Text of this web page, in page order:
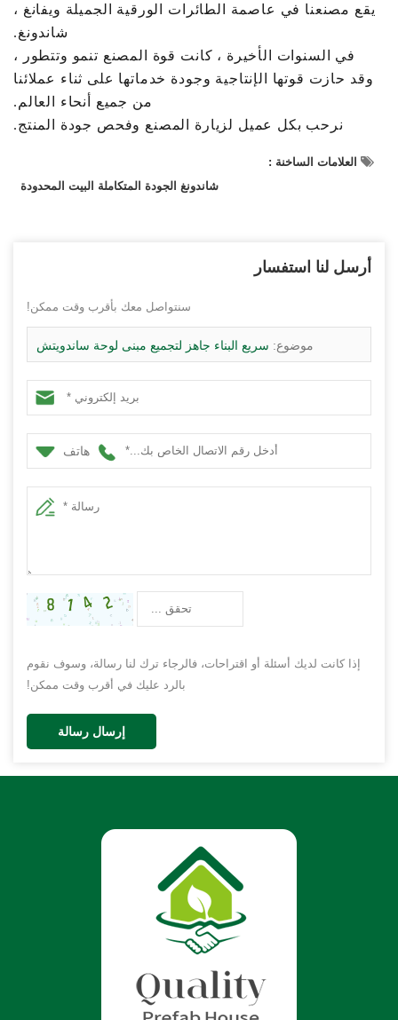
يقع مصنعنا في عاصمة الطائرات الورقية الجميلة ويفانغ ،
شاندونغ.
في السنوات الأخيرة ، كانت قوة المصنع تنمو وتتطور ،
وقد حازت قوتها الإنتاجية وجودة خدماتها على ثناء عملائنا
من جميع أنحاء العالم.
نرحب بكل عميل لزيارة المصنع وفحص جودة المنتج.
العلامات الساخنة :
شاندونغ الجودة المتكاملة البيت المحدودة
أرسل لنا استفسار
سنتواصل معك بأقرب وقت ممكن!
موضوع: سريع البناء جاهز لتجميع مبنى لوحة ساندويتش
الجاهزة
هاتف
إذا كانت لديك أسئلة أو اقتراحات، فالرجاء ترك لنا رسالة، وسوف نقوم
بالرد عليك في أقرب وقت ممكن!
إرسال رسالة